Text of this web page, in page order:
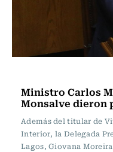
Ministro Carlos
Monsalve dieron
Además del titular de
Interior, la Delegada
Lagos, Giovana